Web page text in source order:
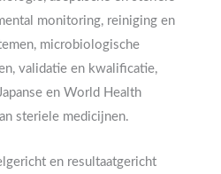
monitoring, reiniging en
microbiologische
validatie en kwalificatie,
en World Health
steriele medicijnen.
en resultaatgericht